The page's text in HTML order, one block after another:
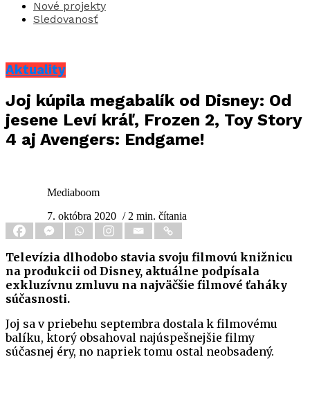
Nové projekty
Sledovanosť
Aktuality
Joj kúpila megabalík od Disney: Od
jesene Leví kráľ, Frozen 2, Toy Story
4 aj Avengers: Endgame!
Mediaboom
7. októbra 2020 / 2 min. čítania
Televízia dlhodobo stavia svoju filmovú knižnicu
na produkcii od Disney, aktuálne podpísala
exkluzívnu zmluvu na najväčšie filmové ťaháky
súčasnosti.
Joj sa v priebehu septembra dostala k filmovému
balíku, ktorý obsahoval najúspešnejšie filmy
súčasnej éry, no napriek tomu ostal neobsadený.